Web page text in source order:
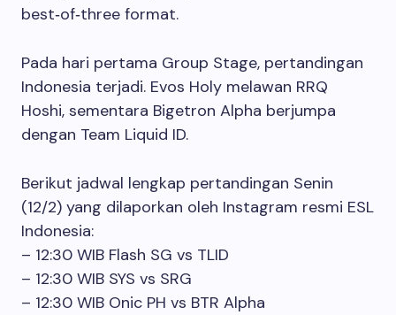
best‑of‑three format.
Pada hari pertama Group Stage, pertandingan
Indonesia terjadi. Evos Holy melawan RRQ
Hoshi, sementara Bigetron Alpha berjumpa
dengan Team Liquid ID.
Berikut jadwal lengkap pertandingan Senin
(12/2) yang dilaporkan oleh Instagram resmi ESL
Indonesia:
– 12:30 WIB Flash SG vs TLID
– 12:30 WIB SYS vs SRG
– 12:30 WIB Onic PH vs BTR Alpha